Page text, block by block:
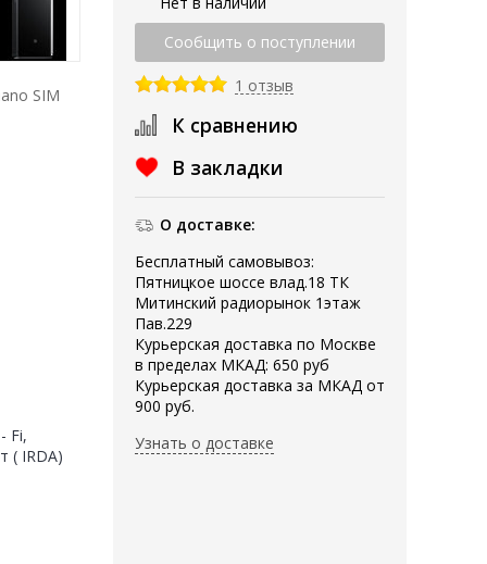
1 отзыв
К сравнению
В закладки
О доставке:
Бесплатный самовывоз:
Пятницкое шоссе влад.18 ТК
Митинский радиорынок 1этаж
Пав.229
Курьерская доставка по Москве
в пределах МКАД: 650 руб
Курьерская доставка за МКАД от
900 руб.
Узнать о доставке
SIM
Fi,
( IRDA)